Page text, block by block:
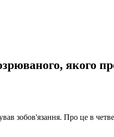
якого
зобов'язання. Про це в